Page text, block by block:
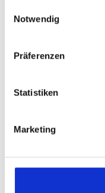
Notwendig
Präferenzen
Statistiken
Marketing
24.09.2025
Bereicherung